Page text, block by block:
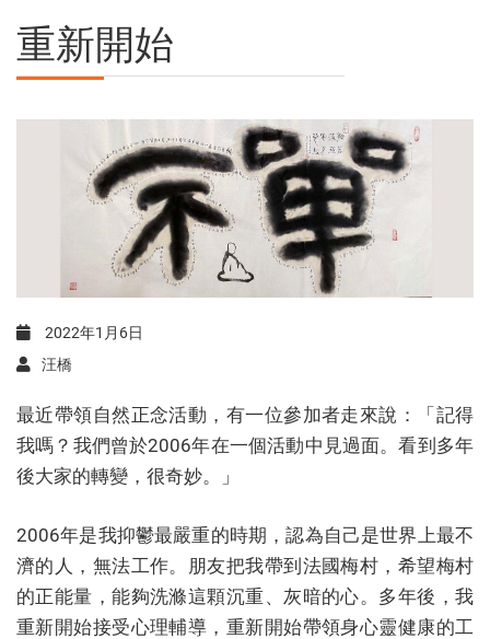
重新開始
2022年1月6日
汪橋
最近帶領自然正念活動，有一位參加者走來說：「記得
我嗎？我們曾於2006年在一個活動中見過面。看到多年
後大家的轉變，很奇妙。」
2006年是我抑鬱最嚴重的時期，認為自己是世界上最不
濟的人，無法工作。朋友把我帶到法國梅村，希望梅村
的正能量，能夠洗滌這顆沉重、灰暗的心。多年後，我
重新開始接受心理輔導，重新開始帶領身心靈健康的工